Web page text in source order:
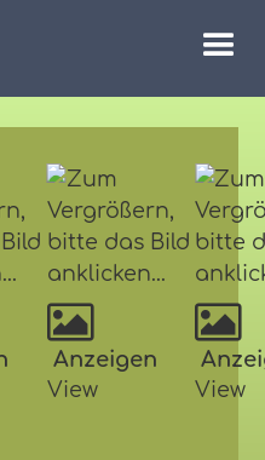
Anzeigen
View
View